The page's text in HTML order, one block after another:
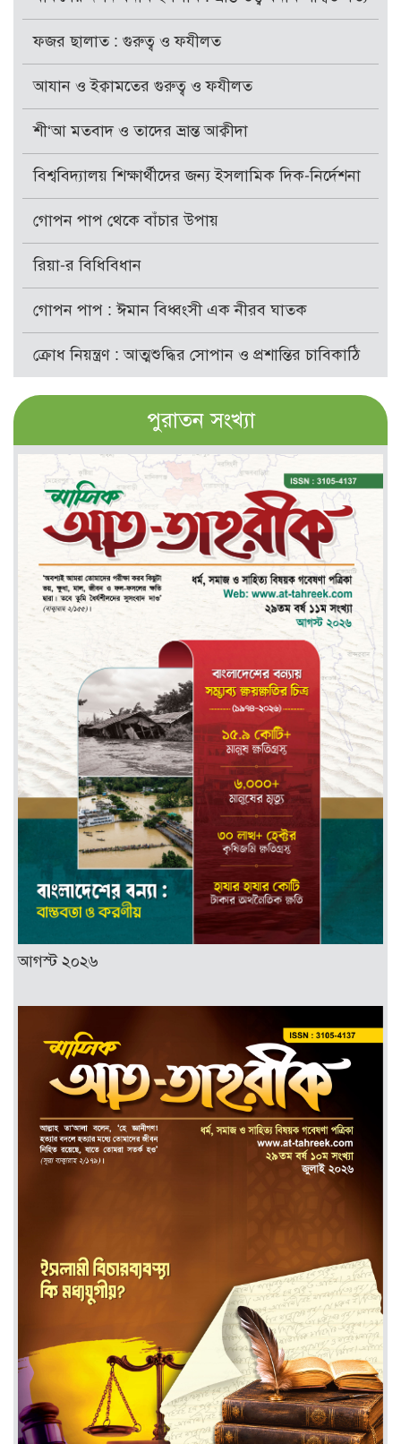
ফজর ছালাত : গুরুত্ব ও ফযীলত
আযান ও ইক্বামতের গুরুত্ব ও ফযীলত
শী‘আ মতবাদ ও তাদের ভ্রান্ত আক্বীদা
বিশ্ববিদ্যালয় শিক্ষার্থীদের জন্য ইসলামিক দিক-নির্দেশনা
গোপন পাপ থেকে বাঁচার উপায়
রিয়া-র বিধিবিধান
গোপন পাপ : ঈমান বিধ্বংসী এক নীরব ঘাতক
ক্রোধ নিয়ন্ত্রণ : আত্মশুদ্ধির সোপান ও প্রশান্তির চাবিকাঠি
পুরাতন সংখ্যা
আগস্ট ২০২৬